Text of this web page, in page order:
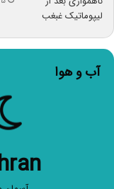
آب و هوا
آسمان